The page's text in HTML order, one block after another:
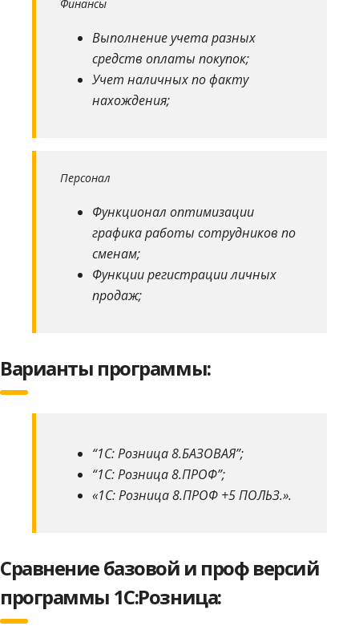
Финансы
Выполнение учета разных
средств оплаты покупок;
Учет наличных по факту
нахождения;
Персонал
Функционал оптимизации
графика работы сотрудников по
сменам;
Функции регистрации личных
продаж;
Варианты программы:
“1С: Розница 8.БАЗОВАЯ”;
“1С: Розница 8.ПРОФ”;
«1С: Розница 8.ПРОФ +5 ПОЛЬЗ.».
Сравнение базовой и проф версий
программы 1С:Розница: